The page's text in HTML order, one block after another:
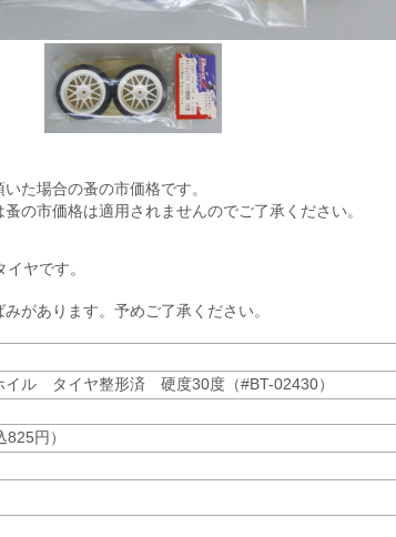
た場合の蚤の市価格です。
の市価格は適用されませんのでご了承ください。
ヤです。
があります。予めご了承ください。
イル タイヤ整形済 硬度30度（#BT-02430）
円）